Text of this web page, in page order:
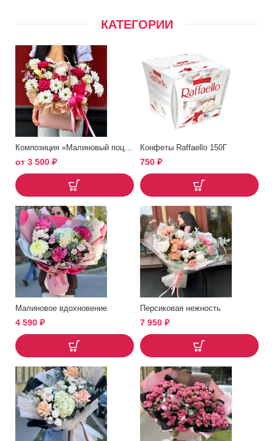
КАТЕГОРИИ
от 3 500 ₽
Конфеты Raffaello 150Г
750 ₽
Малиновое вдохновение
4 590 ₽
Персиковая нежность
7 950 ₽